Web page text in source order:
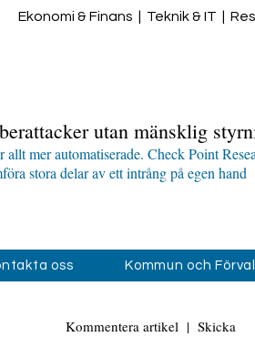
Ekonomi & Finans Teknik & IT
utan mänsklig
allt mer automatiserade. Check Point
stora delar av ett intrång på egen hand
oss Kommun och
Kommentera artikel | Skicka